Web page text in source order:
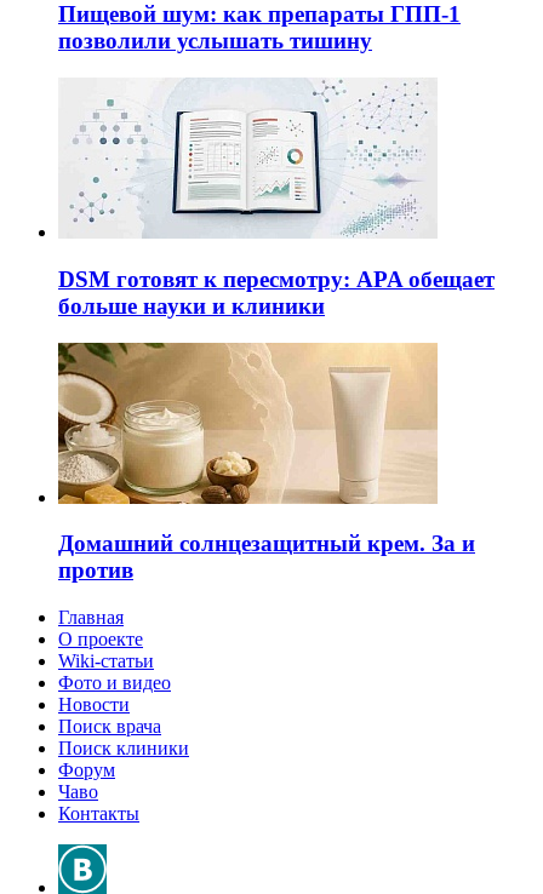
Пищевой шум: как препараты ГПП-1
позволили услышать тишину
DSM готовят к пересмотру: APA обещает
больше науки и клиники
Домашний солнцезащитный крем. За и
против
Главная
О проекте
Wiki-статьи
Фото и видео
Новости
Поиск врача
Поиск клиники
Форум
Чаво
Контакты